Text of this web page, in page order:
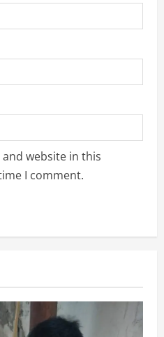
and website in this
I comment.